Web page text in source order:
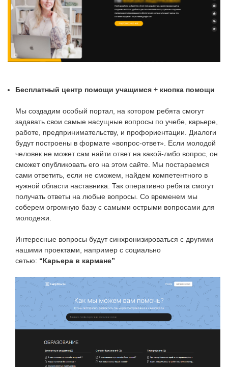
Бесплатный центр помощи учащимся + кнопка помощи
Мы создадим особый портал, на котором ребята смогут
задавать свои самые насущные вопросы по учебе, карьере,
работе, предпринимательству, и профориентации. Диалоги
будут построены в формате «вопрос-ответ». Если молодой
человек не может сам найти ответ на какой-либо вопрос, он
сможет опубликовать его на этом сайте. Мы постараемся
сами ответить, если не сможем, найдем компетентного в
нужной области наставника. Так оперативно ребята смогут
получать ответы на любые вопросы. Со временем мы
соберем огромную базу с самыми острыми вопросами для
молодежи.
Интересные вопросы будут синхронизироваться с другими
нашими проектами, например с социально
сетью: “Карьера в кармане”